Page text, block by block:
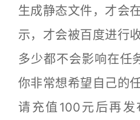
生成静态文件，才会
示，才会被百度进行
多少都不会影响在
你非常想希望自己的
请充值100元后再